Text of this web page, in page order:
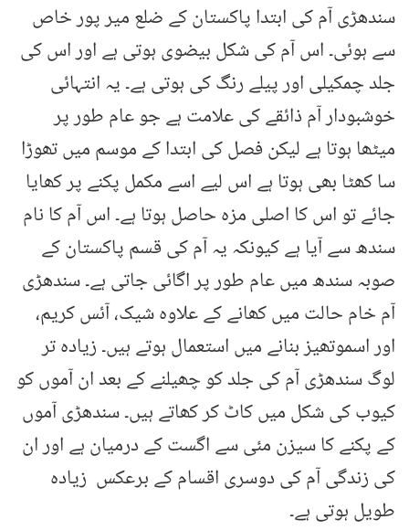
سندھڑی آم کی ابتدا پاکستان کے ضلع میر پور خاص
سے ہوئی۔ اس آم کی شکل بیضوی ہوتی ہے اور اس کی
جلد چمکیلی اور پیلے رنگ کی ہوتی ہے۔ یہ انتہائی
خوشبودار آم ذائقے کی علامت ہے جو عام طور پر
میٹھا ہوتا ہے لیکن فصل کی ابتدا کے موسم میں تھوڑا
سا کھٹا بھی ہوتا ہے اس لیے اسے مکمل پکنے پر کھایا
جائے تو اس کا اصلی مزہ حاصل ہوتا ہے۔ اس آم کا نام
سندھ سے آیا ہے کیونکہ یہ آم کی قسم پاکستان کے
صوبہ سندھ میں عام طور پر اگائی جاتی ہے۔ سندھڑی
آم خام حالت میں کھانے کے علاوہ شیک، آئس کریم،
اور اسموتھیز بنانے میں استعمال ہوتے ہیں۔ زیادہ تر
لوگ سندھڑی آم کی جلد کو چھیلنے کے بعد ان آموں کو
کیوب کی شکل میں کاٹ کر کھاتے ہیں۔ سندھڑی آموں
کے پکنے کا سیزن مئی سے اگست کے درمیان ہے اور ان
کی زندگی آم کی دوسری اقسام کے برعکس زیادہ
طویل ہوتی ہے۔